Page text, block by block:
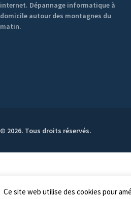
internet. Dépannage informatique à
domicile autour des montagnes du
matin.
© 2026. Tous droits réservés.
Ce site web utilise des cookies pour